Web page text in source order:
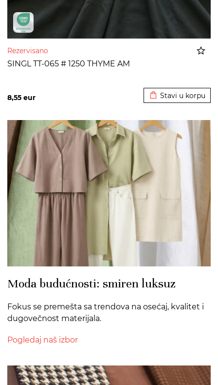
Rezervisano
SINGL TT-065 # 1250 THYME AM
8,55 eur Stavi u korpu
Moda budućnosti: smiren luksuz
Fokus se premešta sa trendova na osećaj, kvalitet i
dugovečnost materijala.
Pogledaj naš izbor